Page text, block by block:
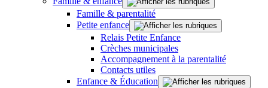
Famille & parentalité
Petite enfance
Relais Petite Enfance
Crèches municipales
Accompagnement à la parentalité
Contacts utiles
Enfance & Éducation